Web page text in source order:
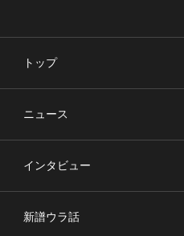
トップ
ニュース
インタビュー
新譜ウラ話